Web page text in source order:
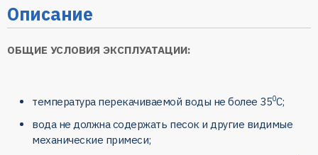
Описание
ОБЩИЕ УСЛОВИЯ ЭКСПЛУАТАЦИИ:
температура перекачиваемой воды не более 350C;
вода не должна содержать песок и другие видимые
механические примеси;